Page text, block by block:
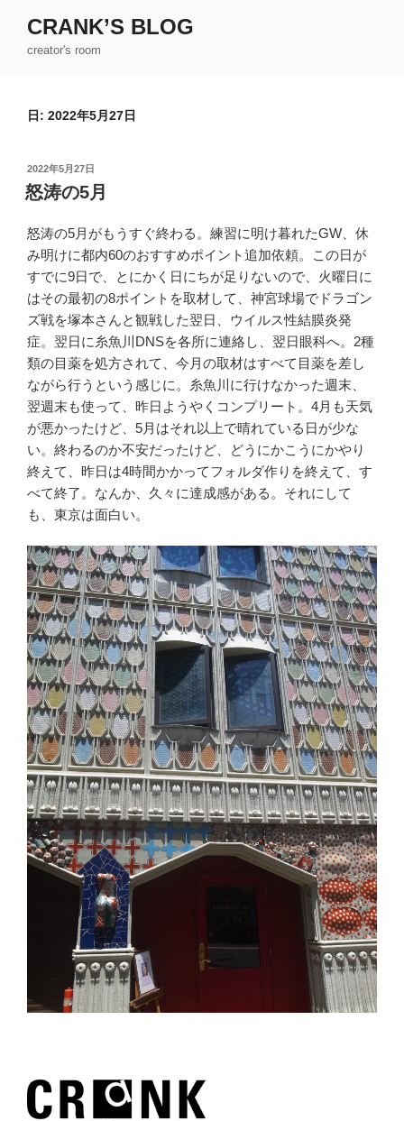
CRANK’S BLOG
creator's room
日: 2022年5月27日
投
稿
日:
2022年5月27日
怒涛の5月
怒涛の5月がもうすぐ終わる。練習に明け暮れたGW、休
み明けに都内60のおすすめポイント追加依頼。この日が
すでに9日で、とにかく日にちが足りないので、火曜日に
はその最初の8ポイントを取材して、神宮球場でドラゴン
ズ戦を塚本さんと観戦した翌日、ウイルス性結膜炎発
症。翌日に糸魚川DNSを各所に連絡し、翌日眼科へ。2種
類の目薬を処方されて、今月の取材はすべて目薬を差し
ながら行うという感じに。糸魚川に行けなかった週末、
翌週末も使って、昨日ようやくコンプリート。4月も天気
が悪かったけど、5月はそれ以上で晴れている日が少な
い。終わるのか不安だったけど、どうにかこうにかやり
終えて、昨日は4時間かかってフォルダ作りを終えて、す
べて終了。なんか、久々に達成感がある。それにして
も、東京は面白い。